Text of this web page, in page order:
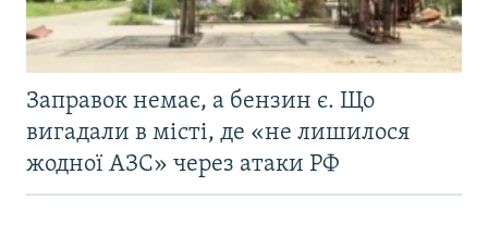
Заправок немає, а бензин є. Що
вигадали в місті, де «не лишилося
жодної АЗС» через атаки РФ